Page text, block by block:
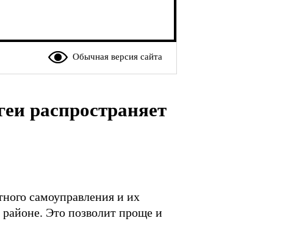
Обычная версия сайта
распространяет
самоуправления и их
Это позволит проще и